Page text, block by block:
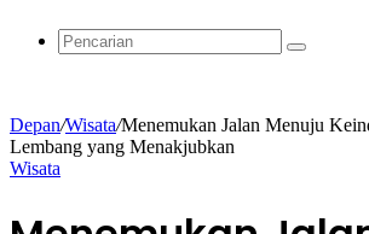
Acak
Pencarian
Depan/Wisata/Menemukan Jalan Menuju
Lembang yang Menakjubkan
Wisata